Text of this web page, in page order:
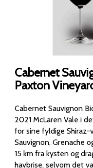
Cabernet
Paxton
Cabernet Sauvignon
2021 McLaren Vale i det sydlige Australien er berømt
for sine fyldige
Sauvignon, Grenache og Merlot.
15 km fra kysten og
havbrise, selvom det